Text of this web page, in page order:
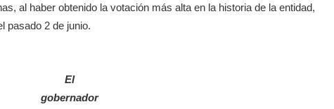
al haber obtenido la votación más alta en la historia de la entidad,
pasado 2 de junio.
El
gobernador